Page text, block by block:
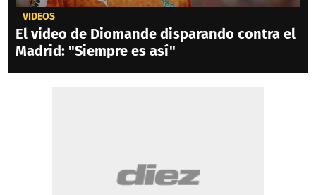
VIDEOS
El video de Diomande disparando contra el
Madrid: "Siempre es así"